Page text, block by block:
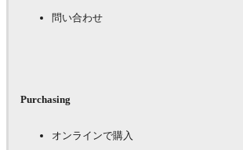
問い合わせ
Purchasing
オンラインで購入